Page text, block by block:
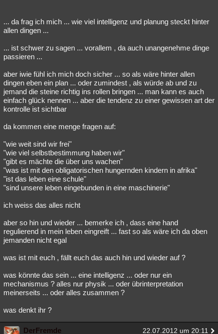
... da frag ich mich ... wie viel intelligenz und planung steckt hinter
allen dingen ...
... ist schwer zu sagen ... vorallem , da auch unangenehme dinge
passieren ...
aber iwie fühl ich mich doch sicher ... so als wäre hinter allen
dingen eben ein plan ... oder zumindest , als würde ab und zu
jemand die steine richtig ins rollen bringen ... man kann es auch
einfach glück nennen ... aber die tendenz zu einer gewissen art der
kontrolle ist sichtbar
da kommen eine menge fragen auf:
"wie weit sind wir frei"
"wie viel selbstbestimmung haben wir"
"gibt es mächte die über uns wachen"
"was ist mit den obligatorischen hungernden kindern in afrika"
"ist das leben eine schule"
"sind unsere leben eingebunden in eine maschinerie"
ich weiss das alles nicht
aber so hin und wieder ... bemerke ich , dass eine hand
regulierend in mein leben eingreift ... fast so als wäre ich da oben
jemanden nicht egal
was ist mit euch , fällt euch das auch hin und wieder auf ?
was könnte das sein ... eine intelligenz ... oder nur ein
mechanismus ? alles nur physik ... oder übrinterpretation
meinerseits ... oder alles zusammen ?
was denkt ihr ?
DerFremde 22.07.2012 um 20:11